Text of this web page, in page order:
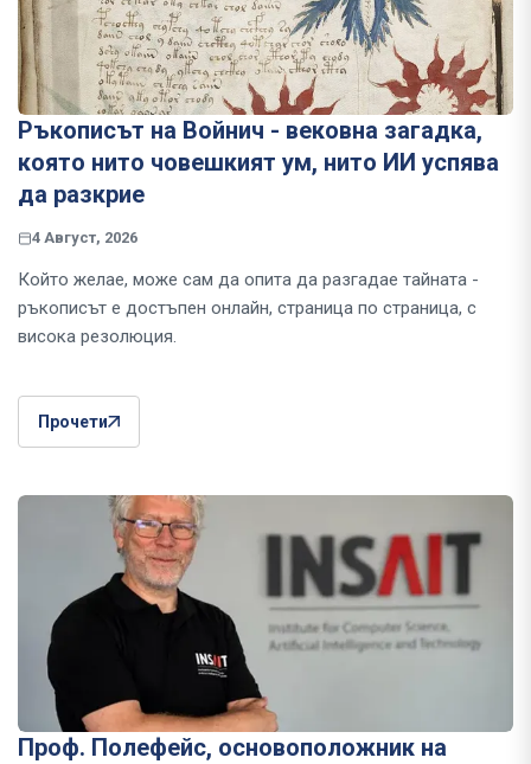
Ръкописът на Войнич - вековна загадка,
която нито човешкият ум, нито ИИ успява
да разкрие
4 Август, 2026
Който желае, може сам да опита да разгадае тайната -
ръкописът е достъпен онлайн, страница по страница, с
висока резолюция.
Прочети
Проф. Полефейс, основоположник на